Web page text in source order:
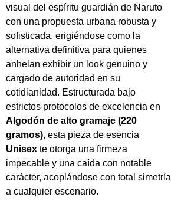
visual del espíritu guardián de Naruto
con una propuesta urbana robusta y
sofisticada, erigiéndose como la
alternativa definitiva para quienes
anhelan exhibir un look genuino y
cargado de autoridad en su
cotidianidad. Estructurada bajo
estrictos protocolos de excelencia en
Algodón de alto gramaje (220
gramos), esta pieza de esencia
Unisex te otorga una firmeza
impecable y una caída con notable
carácter, acoplándose con total simetría
a cualquier escenario.